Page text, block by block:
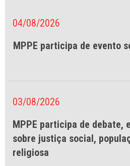
04/08/2026
MPPE participa de evento
03/08/2026
MPPE participa de debate,
sobre justiça social,
religiosa